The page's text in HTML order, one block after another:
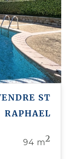
ST
RAPHAEL
94 m2